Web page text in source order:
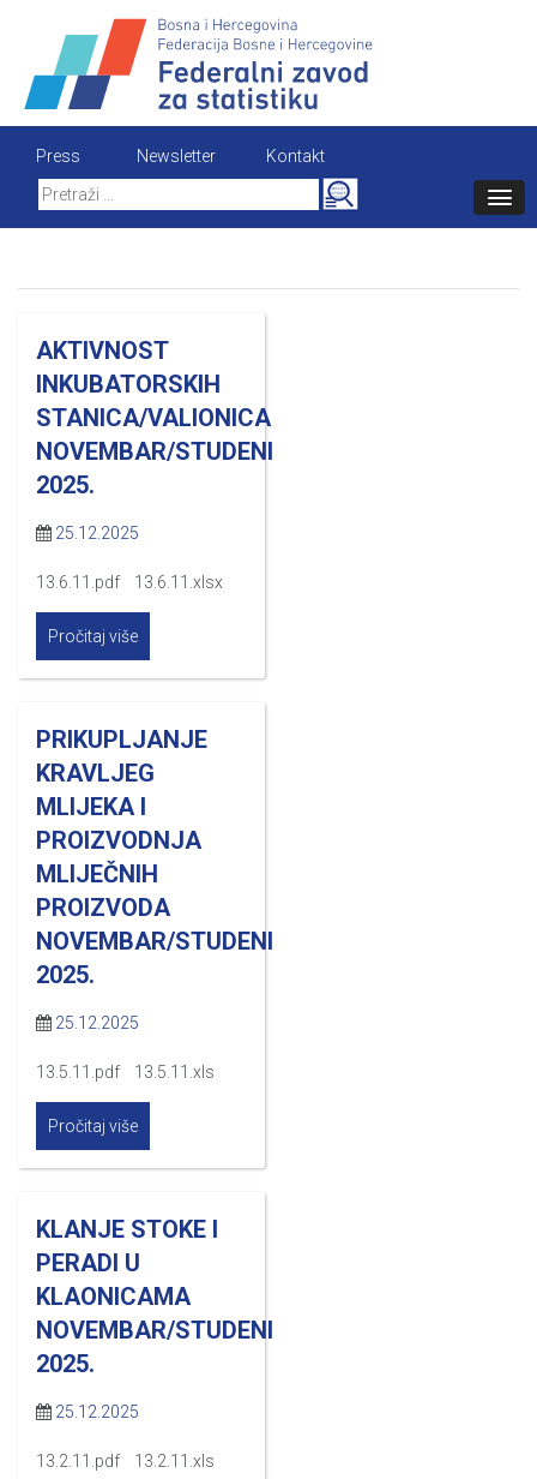
content
Press Newsletter
Kontakt
Search
for:
AKTIVNOST
INKUBATORSKIH
STANICA/VALIONICA
NOVEMBAR/STUDENI
2025.
25.12.2025
13.6.11.pdf 13.6.11.xlsx
Pročitaj više
PRIKUPLJANJE
KRAVLJEG
MLIJEKA I
PROIZVODNJA
MLIJEČNIH
PROIZVODA
NOVEMBAR/STUDENI
2025.
25.12.2025
13.5.11.pdf 13.5.11.xls
Pročitaj više
KLANJE STOKE I
PERADI U
KLAONICAMA
NOVEMBAR/STUDENI
2025.
25.12.2025
13.2.11.pdf 13.2.11.xls